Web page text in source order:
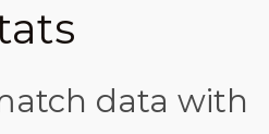
data with